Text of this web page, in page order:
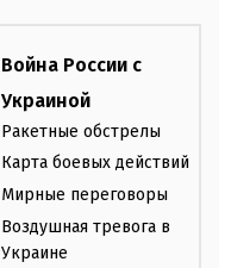
Война России с
Украиной
Ракетные обстрелы
Карта боевых действий
Мирные переговоры
Воздушная тревога в
Украине